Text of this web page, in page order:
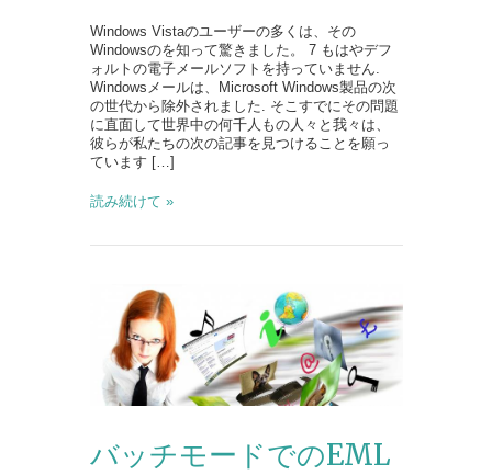
Windows Vistaのユーザーの多くは、その
Windowsのを知って驚きました。 7 もはやデフ
ォルトの電子メールソフトを持っていません.
Windowsメールは、Microsoft Windows製品の次
の世代から除外されました. そこすでにその問題
に直面して世界中の何千人もの人々と我々は、
彼らが私たちの次の記事を見つけることを願っ
ています […]
読み続けて »
バッチモードでのEML